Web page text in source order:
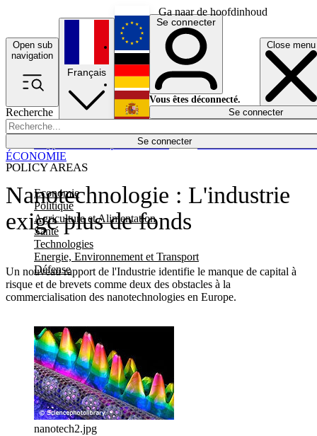
Ga naar de hoofdinhoud
Open sub
navigation
Close menu
Recherche
Se connecter
POLICY AREAS
Economie
Politique
Agriculture et Alimentation
Santé
Technologies
Energie, Environnement et Transport
Défense
Économie
Français
English
Deutsch
Español
Se connecter
Vous êtes déconnecté.
Se connecter
Nanotechnologie : L'industrie
exige plus de fonds
Un nouveau rapport de l'Industrie identifie le manque de capital à
risque et de brevets comme deux des obstacles à la
commercialisation des nanotechnologies en Europe.
ÉCONOMIE
nanotech2.jpg